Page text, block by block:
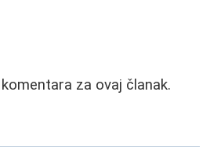
za ovaj članak.